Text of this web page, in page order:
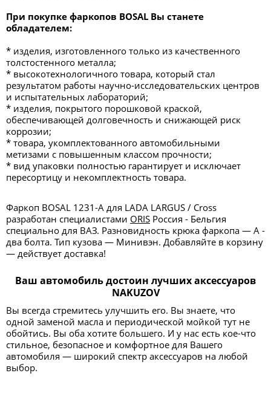
При покупке фаркопов BOSAL Вы станете
обладателем:
* изделия, изготовленного только из качественного
толстостенного металла;
* высокотехнологичного товара, который стал
результатом работы научно-исследовательских центров
и испытательных лабораторий;
* изделия, покрытого порошковой краской,
обеспечивающей долговечность и снижающей риск
коррозии;
* товара, укомплектованного автомобильными
метизами с повышенным классом прочности;
* вид упаковки полностью гарантирует и исключает
пересортицу и некомплектность товара.
Фаркоп BOSAL 1231-A для LADA LARGUS / Cross
разработан специалистами ORIS Россия - Бельгия
специально для ВАЗ. Разновидность крюка фаркопа — А -
два болта. Тип кузова — Минивэн. Добавляйте в корзину
— действует доставка!
Ваш автомобиль достоин лучших аксессуаров
NAKUZOV
Вы всегда стремитесь улучшить его. Вы знаете, что
одной заменой масла и периодической мойкой тут не
обойтись. Вы оба хотите большего. И у нас есть кое-что
стильное, безопасное и комфортное для Вашего
автомобиля — широкий спектр аксессуаров на любой
выбор.